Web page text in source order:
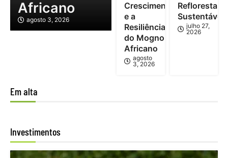
Africano
agosto 3, 2026
Crescimento
e a
Resiliência
do Mogno
Africano
agosto
3, 2026
Sustentável
julho 27,
2026
Em alta
Investimentos